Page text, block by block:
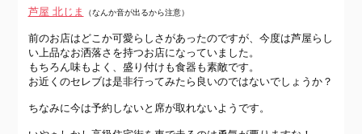
芦屋 北じま （なんか音が出るから注意）
前のお店はどこか可愛らしさがあったのですが、今度は芦屋らし
い上品なお洒落さを持つお店になっていました。
もちろん味もよく、盛り付けも食器も素敵です。
お近くのセレブは是非行ってみたら良いのではないでしょうか？
ちなみに今は予約しないと席が取れないようです。